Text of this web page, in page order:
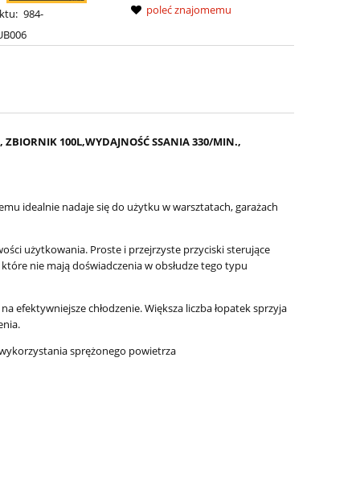
984-
poleć znajomemu
100L,WYDAJNOŚĆ SSANIA 330/MIN.,
idealnie nadaje się do użytku w warsztatach, garażach
użytkowania. Proste i przejrzyste przyciski sterujące
nie mają doświadczenia w obsłudze tego typu
efektywniejsze chłodzenie. Większa liczba łopatek sprzyja
sprężonego powietrza